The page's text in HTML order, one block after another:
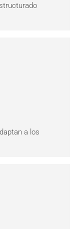
a los